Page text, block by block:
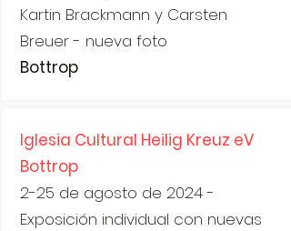
Kartin Brackmann y Carsten
Breuer - nueva foto
Bottrop
Iglesia Cultural Heilig Kreuz eV
Bottrop
2-25 de agosto de 2024 -
Exposición individual con nuevas